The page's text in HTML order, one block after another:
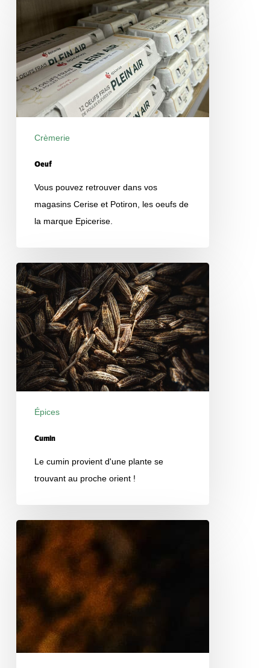
Crèmerie
Oeuf
Vous pouvez retrouver dans vos
magasins Cerise et Potiron, les oeufs de
la marque Epicerise.
Cumin
Épices
Cumin
Le cumin provient d'une plante se
trouvant au proche orient !